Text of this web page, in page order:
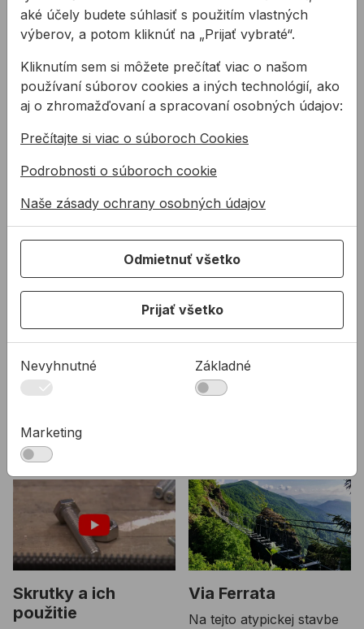
A2 M10x150mm (50ks)
Kód:
BN03410150
Skrutka DIN931 metrická - šesťhran
Kód: BN03412080
Skrutka DIN931 metrická - šesťhran
A2 M12x90mm (50ks)
Kód:
88,56 €
Skrutka DIN931 metrická - šesťhran
A2 M12x120mm (50ks)
108,86 €
Skrutka DIN931 metrická - šesťhran
Kód: BN03412130
Skrutka DIN931 metrická - šesťhran
A2 M16x50mm (50ks)
Skrutka DIN931 metrická - šesťhran
59,35 €
Skrutka DIN931 metrická - šesťhran
A4 M10x100mm (100ks)
359,16 €
Skrutka DIN931 metrická - šesťhran
A2 M20x90mm (25ks)
Kód: BN03520090
164,20 €
Súvisiace články
Skrutky a ich
použitie
Via Ferrata
Na tejto atypickej stavbe
aké účely budete súhlasiť s použitím vlastných
výberov, a potom kliknúť na „Prijať vybraté“.
Kliknutím sem si môžete prečítať viac o našom
používaní súborov cookies a iných technológií, ako
aj o zhromažďovaní a spracovaní osobných údajov:
Prečítajte si viac o súboroch Cookies
Podrobnosti o súboroch cookie
Naše zásady ochrany osobných údajov
Odmietnuť všetko
Prijať všetko
Nevyhnutné Základné
Marketing